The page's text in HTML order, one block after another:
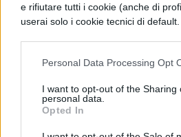
e rifiutare tutti i cookie (anche di
userai solo i cookie tecnici di default.
Personal Data Processing Opt
I want to opt-out of the Sharing
personal data.
Opted In
25%
bonus
NEWS SCUOLA
per